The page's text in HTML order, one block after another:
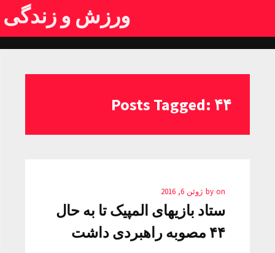
ورزش و زندگی
Posts Tagged: ۴۴
by on ژوئن 6, 2016
ستاد بازیهای المپیک تا به حال
۴۴ مصوبه راهبردی داشت